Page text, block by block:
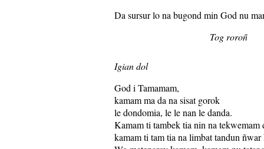
Da sursur lo na bugond min God nu
Tog roroñ
Igian dol
God i Tamamam,
kamam ma da na sisat gorok
le dondomia, le le nan le danda.
Kamam ti tambek tia nin na tekwemam
kamam ti tam tia na limbat tandun